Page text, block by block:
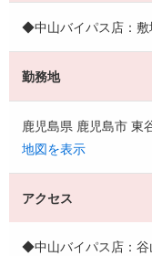
◆中山バイパス店：敷
勤務地
鹿児島県 鹿児島市 東
地図を表示
アクセス
◆中山バイパス店：